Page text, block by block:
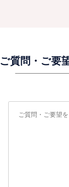
ご質問・ご要